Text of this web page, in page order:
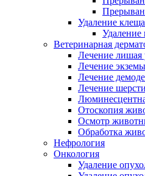
Удаление
Удаление
Ветеринарная
Лечение
Лечение
Лечение
Лечение
Отоскопия
Осмотр
Обработка
Нефрология
Онкология
Удаление